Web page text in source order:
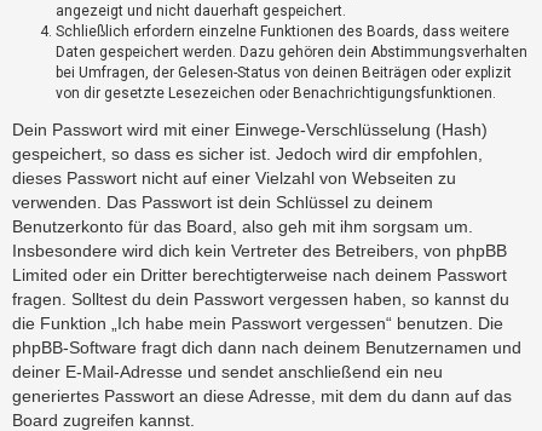
Q
angezeigt und nicht dauerhaft gespeichert.
Schließlich erfordern einzelne Funktionen des Boards, dass weitere
Daten gespeichert werden. Dazu gehören dein Abstimmungsverhalten
bei Umfragen, der Gelesen-Status von deinen Beiträgen oder explizit
von dir gesetzte Lesezeichen oder Benachrichtigungsfunktionen.
Dein Passwort wird mit einer Einwege-Verschlüsselung (Hash)
gespeichert, so dass es sicher ist. Jedoch wird dir empfohlen,
dieses Passwort nicht auf einer Vielzahl von Webseiten zu
verwenden. Das Passwort ist dein Schlüssel zu deinem
Benutzerkonto für das Board, also geh mit ihm sorgsam um.
Insbesondere wird dich kein Vertreter des Betreibers, von phpBB
Limited oder ein Dritter berechtigterweise nach deinem Passwort
fragen. Solltest du dein Passwort vergessen haben, so kannst du
die Funktion „Ich habe mein Passwort vergessen“ benutzen. Die
phpBB-Software fragt dich dann nach deinem Benutzernamen und
deiner E-Mail-Adresse und sendet anschließend ein neu
generiertes Passwort an diese Adresse, mit dem du dann auf das
Board zugreifen kannst.